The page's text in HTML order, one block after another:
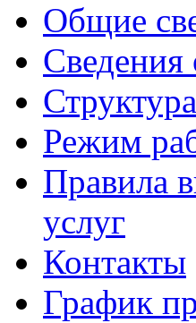
Общие
Сведения
Режим
Правила
услуг
Контакты
График